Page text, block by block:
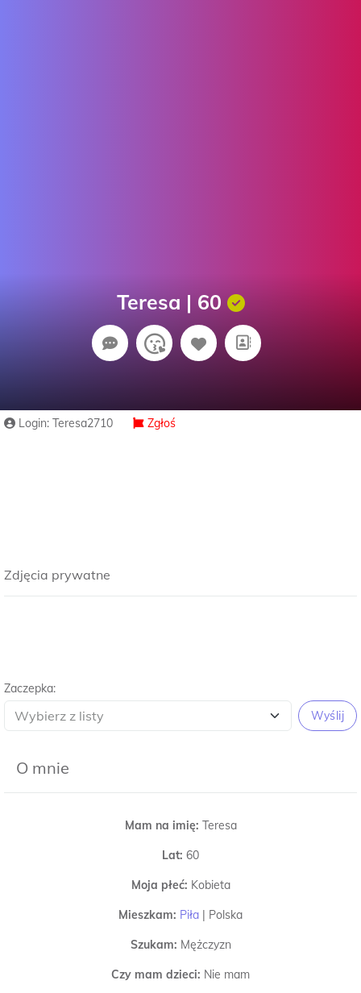
Teresa | 60
Login: Teresa2710 Zgłoś
Zdjęcia prywatne
Zaczepka:
Wyślij
O mnie
Mam na imię: Teresa
Lat: 60
Moja płeć: Kobieta
Mieszkam: Piła | Polska
Szukam: Mężczyzn
Czy mam dzieci: Nie mam